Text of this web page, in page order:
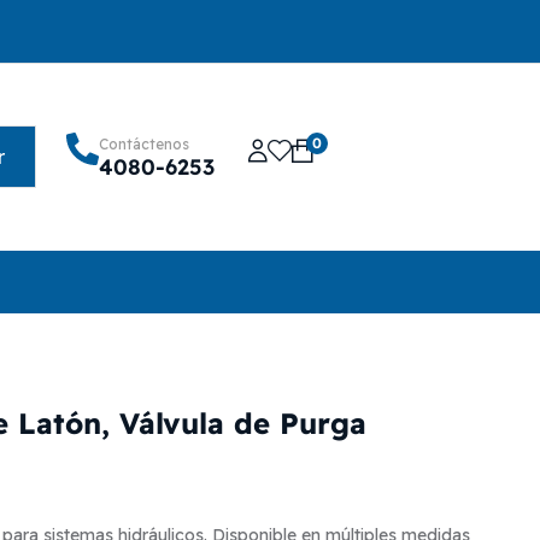
Contáctenos
4080-6253
0
Latón, Válvula de Purga
sistemas hidráulicos. Disponible en múltiples medidas